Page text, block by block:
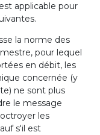
applicable pour
la norme des
pour lequel
en débit, les
concernée (y
ne sont plus
le message
les
s'il est